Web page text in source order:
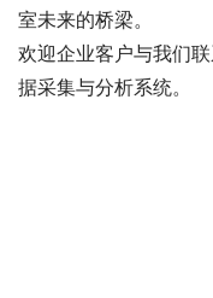
室未来的桥梁。
欢迎企业客户与我们
据采集与分析系统。